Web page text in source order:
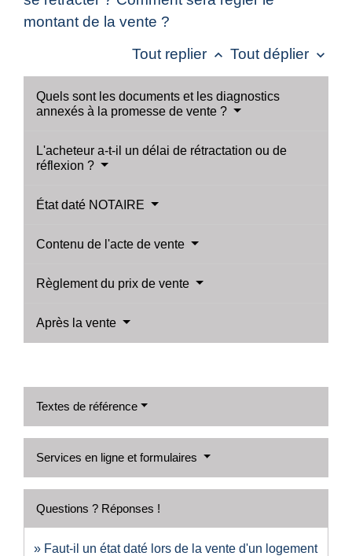
montant de la vente ?
Tout replier keyboard_arrow_up Tout déplier keyboard_arrow_down
Quels sont les documents et les diagnostics
annexés à la promesse de vente ?
L'acheteur a-t-il un délai de rétractation ou de
réflexion ?
État daté NOTAIRE
Contenu de l'acte de vente
Règlement du prix de vente
Après la vente
Textes de référence
Services en ligne et formulaires
Questions ? Réponses !
Faut-il un état daté lors de la vente d'un logement